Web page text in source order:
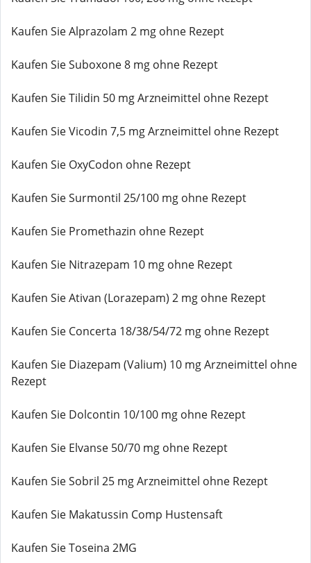
Kaufen Sie Alprazolam 2 mg ohne Rezept
Kaufen Sie Suboxone 8 mg ohne Rezept
Kaufen Sie Tilidin 50 mg Arzneimittel ohne Rezept
Kaufen Sie Vicodin 7,5 mg Arzneimittel ohne Rezept
Kaufen Sie OxyCodon ohne Rezept
Kaufen Sie Surmontil 25/100 mg ohne Rezept
Kaufen Sie Promethazin ohne Rezept
Kaufen Sie Nitrazepam 10 mg ohne Rezept
Kaufen Sie Ativan (Lorazepam) 2 mg ohne Rezept
Kaufen Sie Concerta 18/38/54/72 mg ohne Rezept
Kaufen Sie Diazepam (Valium) 10 mg Arzneimittel ohne
Rezept
Kaufen Sie Dolcontin 10/100 mg ohne Rezept
Kaufen Sie Elvanse 50/70 mg ohne Rezept
Kaufen Sie Sobril 25 mg Arzneimittel ohne Rezept
Kaufen Sie Makatussin Comp Hustensaft
Kaufen Sie Toseina 2MG